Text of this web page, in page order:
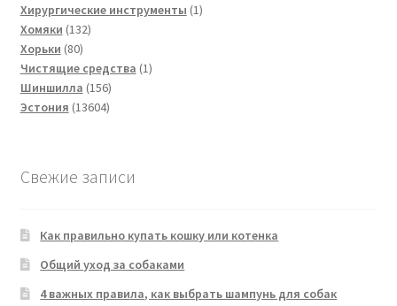
товаров
Хирургические инструменты 11
Хомяки 132132
Хорьки 8080
товаров
Чистящие средства 11
Шиншилла 156156
товаров
Эстония 1360413604
Свежие записи
Как правильно купать кошку или котенка
Общий уход за собаками
4 важных правила, как выбрать шампунь для собак